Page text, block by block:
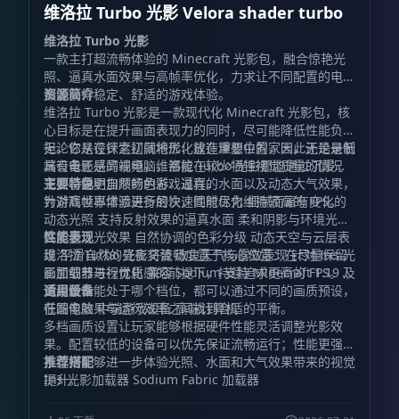
维洛拉 Turbo 光影 Velora shader turbo
维洛拉 Turbo 光影
一款主打超流畅体验的 Minecraft 光影包，融合惊艳光
照、逼真水面效果与高帧率优化，力求让不同配置的电脑
都能获得稳定、舒适的游戏体验。
资源简介
维洛拉 Turbo 光影是一款现代化 Minecraft 光影包，核
心目标是在提升画面表现力的同时，尽可能降低性能负
担。它从设计之初就将优化放在重要位置，因此无论是低
端设备还是高端电脑，都能在较少牺牲视觉质量的情况
下，享受更加顺畅的游戏过程。
无论你是在探索辽阔地形、建造理想中的家园，还是录制
具有电影感的视频，维洛拉 Turbo 光影都能通过沉浸式
光照、鲜明自然的色彩、逼真的水面以及动态大气效果，
为游戏世界增添更多层次，同时尽力维持较高的 FPS。
主要特色
针对高帧率体验进行的快速性能优化 细腻而富有变化的
动态光照 支持反射效果的逼真水面 柔和阴影与环境光照
高质量泛光效果 自然协调的色彩分级 动态天空与云层表
现 平滑自然的昼夜交替 改良天气与雾效表现 针对 Iris 光
影加载器进行优化 兼容 Sodium 支持 Minecraft 1.19 及
更高版本
性能表现
维洛拉 Turbo 光影将流畅度置于核心位置：在尽量保留
画面细节与视觉质感的前提下，持续追求更高的 FPS。无
论设备性能处于哪个档位，都可以通过不同的画质预设，
在图像效果与运行效率之间找到合适的平衡。
适用设备
低端电脑 中端游戏设备 高端计算机
多档画质设置让玩家能够根据硬件性能灵活调整光影效
果。配置较低的设备可以优先保证流畅运行；性能更强的
系统则能够进一步体验光照、水面和大气效果带来的视觉
提升。
推荐搭配
Iris 光影加载器 Sodium Fabric 加载器